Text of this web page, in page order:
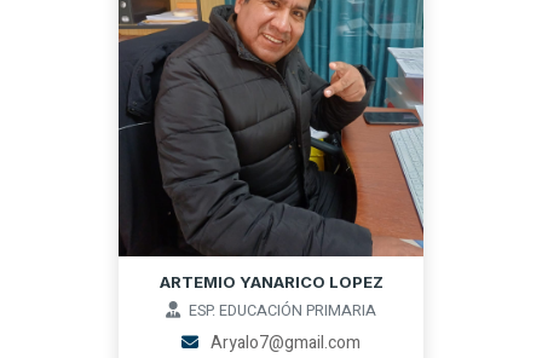
ARTEMIO YANARICO LOPEZ
ESP. EDUCACIÓN PRIMARIA
Aryalo7@gmail.com